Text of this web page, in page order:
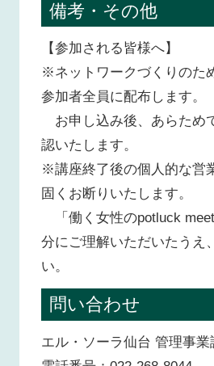
備考・その他
【参加される皆様へ】
※ネットワークづくりのた
参加者全員に配布します。
お申し込み後、あらため
認いたします。
※講座終了後の個人的な営
固くお断りいたします。
「働く女性のpotluck
分にご理解いただいたうえ
い。
問い合わせ
エル・ソーラ仙台 管理事業